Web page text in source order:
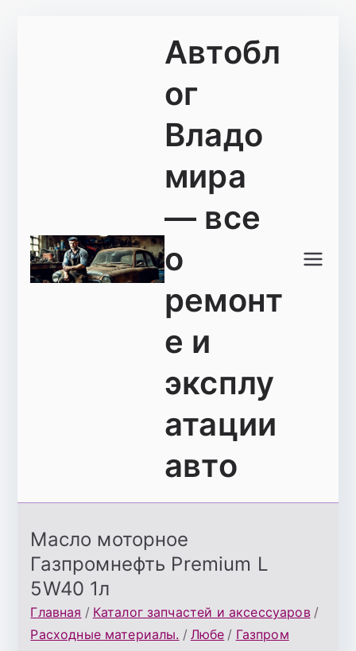
Автобл
ог
Владо
мира
— все
о
ремонт
е и
эксплу
атации
авто
Масло моторное
Газпромнефть Premium L
5W40 1л
Главная
Каталог запчастей и аксессуаров
Расходные материалы.
Любе Газпром